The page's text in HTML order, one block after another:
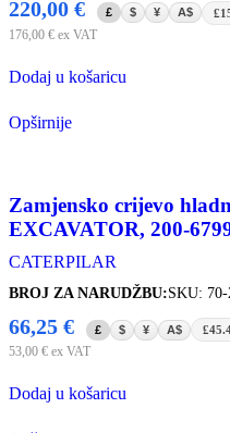
220,00 € £ $ ¥ A$
176,00 € ex VAT
Dodaj u košaricu
Opširnije
Zamjensko crijevo
EXCAVATOR, 200-
CATERPILAR
BROJ ZA NARUDŽBU:SKU:
66,25 € £ $ ¥ A$
53,00 € ex VAT
Dodaj u košaricu